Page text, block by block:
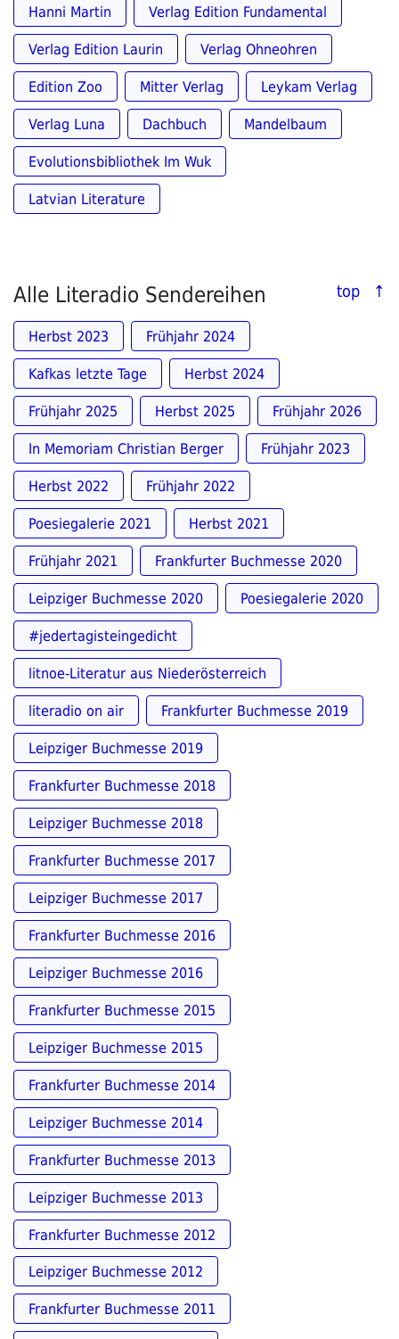
Hanni Martin Verlag Edition Fundamental
Verlag Edition Laurin Verlag Ohneohren
Edition Zoo Mitter Verlag Leykam Verlag
Verlag Luna Dachbuch Mandelbaum
Evolutionsbibliothek Im Wuk
Latvian Literature
Alle Literadio Sendereihen top ↑
Herbst 2023 Frühjahr 2024
Kafkas letzte Tage Herbst 2024
Frühjahr 2025 Herbst 2025 Frühjahr 2026
In Memoriam Christian Berger Frühjahr 2023
Herbst 2022 Frühjahr 2022
Poesiegalerie 2021 Herbst 2021
Frühjahr 2021 Frankfurter Buchmesse 2020
Leipziger Buchmesse 2020 Poesiegalerie 2020
#jedertagisteingedicht
litnoe-Literatur aus Niederösterreich
literadio on air Frankfurter Buchmesse 2019
Leipziger Buchmesse 2019
Frankfurter Buchmesse 2018
Leipziger Buchmesse 2018
Frankfurter Buchmesse 2017
Leipziger Buchmesse 2017
Frankfurter Buchmesse 2016
Leipziger Buchmesse 2016
Frankfurter Buchmesse 2015
Leipziger Buchmesse 2015
Frankfurter Buchmesse 2014
Leipziger Buchmesse 2014
Frankfurter Buchmesse 2013
Leipziger Buchmesse 2013
Frankfurter Buchmesse 2012
Leipziger Buchmesse 2012
Frankfurter Buchmesse 2011